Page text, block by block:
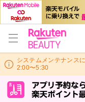
システムメンテナンス
2:00〜5:30